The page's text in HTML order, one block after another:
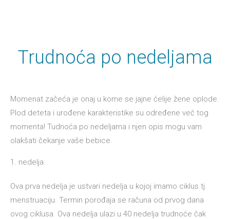
Trudnoća po nedeljama
Momenat začeća je onaj u kome se jajne ćelije žene oplode.
Plod deteta i urođene karakteristike su određene već tog
momenta! Tudnoća po nedeljama i njen opis mogu vam
olakšati čekanje vaše bebice.
1. nedelja
Ova prva nedelja je ustvari nedelja u kojoj imamo ciklus tj.
menstruaciju. Termin porođaja se računa od prvog dana
ovog ciklusa. Ova nedelja ulazi u 40 nedelja trudnoće čak